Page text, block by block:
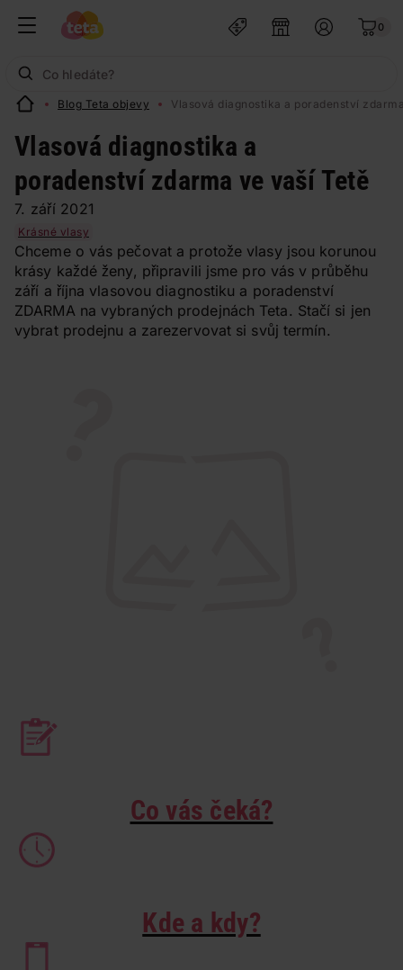
0
Blog Teta objevy Vlasová diagnostika a poradenství
Vlasová diagnostika a
poradenství zdarma ve vaší Tetě
7. září 2021
Krásné vlasy
Chceme o vás pečovat a protože vlasy jsou korunou
krásy každé ženy, připravili jsme pro vás v průběhu
září a října vlasovou diagnostiku a poradenství
ZDARMA na vybraných prodejnách Teta. Stačí si jen
vybrat prodejnu a zarezervovat si svůj termín.
Co vás čeká?
Kde a kdy?